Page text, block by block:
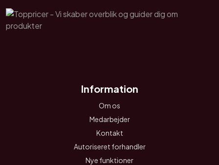
Information
Om os
Medarbejder
Kontakt
Autoriseret forhandler
Nye funktioner